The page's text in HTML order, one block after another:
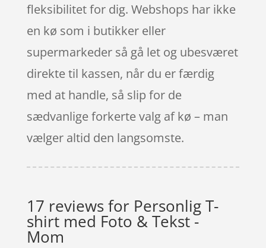
fleksibilitet for dig. Webshops har ikke
en kø som i butikker eller
supermarkeder så gå let og ubesværet
direkte til kassen, når du er færdig
med at handle, så slip for de
sædvanlige forkerte valg af kø – man
vælger altid den langsomste.
17 reviews for Personlig T-
shirt med Foto & Tekst -
Mom